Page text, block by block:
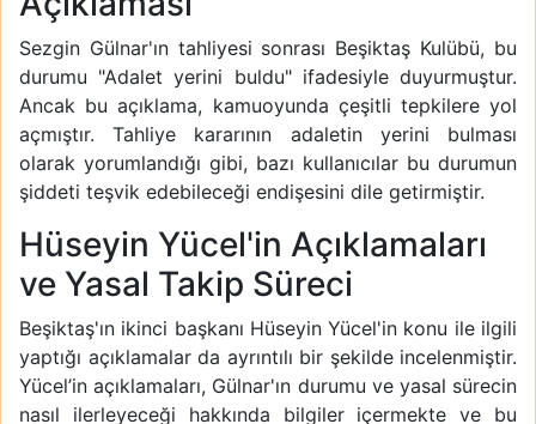
Sezgin Gülnar'ın tahliyesi sonrası Beşiktaş Kulübü, bu
durumu "Adalet yerini buldu" ifadesiyle duyurmuştur.
Ancak bu açıklama, kamuoyunda çeşitli tepkilere yol
açmıştır. Tahliye kararının adaletin yerini bulması
olarak yorumlandığı gibi, bazı kullanıcılar bu durumun
şiddeti teşvik edebileceği endişesini dile getirmiştir.
Hüseyin Yücel'in Açıklamaları
ve Yasal Takip Süreci
Beşiktaş'ın ikinci başkanı Hüseyin Yücel'in konu ile ilgili
yaptığı açıklamalar da ayrıntılı bir şekilde incelenmiştir.
Yücel’in açıklamaları, Gülnar'ın durumu ve yasal sürecin
nasıl ilerleyeceği hakkında bilgiler içermekte ve bu